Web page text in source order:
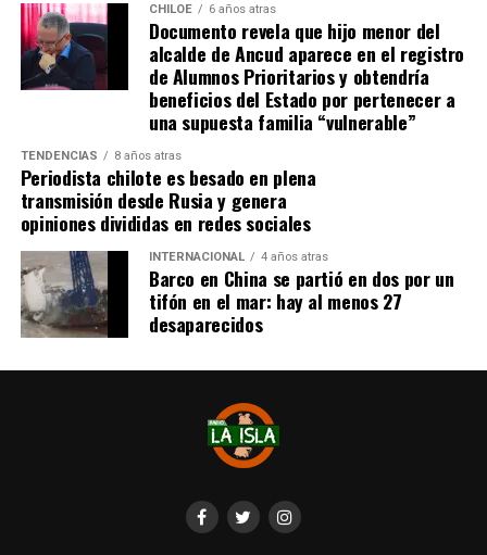
CHILOE 6 años atras
Documento revela que hijo menor del
alcalde de Ancud aparece en el registro
de Alumnos Prioritarios y obtendría
beneficios del Estado por pertenecer a
una supuesta familia “vulnerable”
TENDENCIAS 8 años atras
Periodista chilote es besado en plena
transmisión desde Rusia y genera
opiniones divididas en redes sociales
INTERNACIONAL 4 años atras
Barco en China se partió en dos por un
tifón en el mar: hay al menos 27
desaparecidos